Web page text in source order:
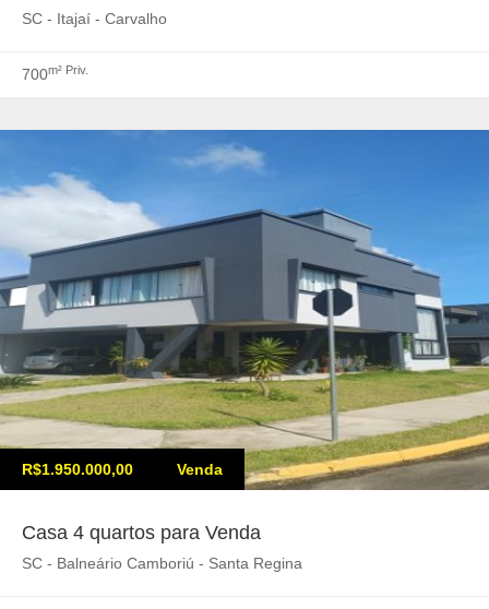
SC - Itajaí - Carvalho
700m² Priv.
R$1.950.000,00 Venda
Casa 4 quartos para Venda
SC - Balneário Camboriú - Santa Regina